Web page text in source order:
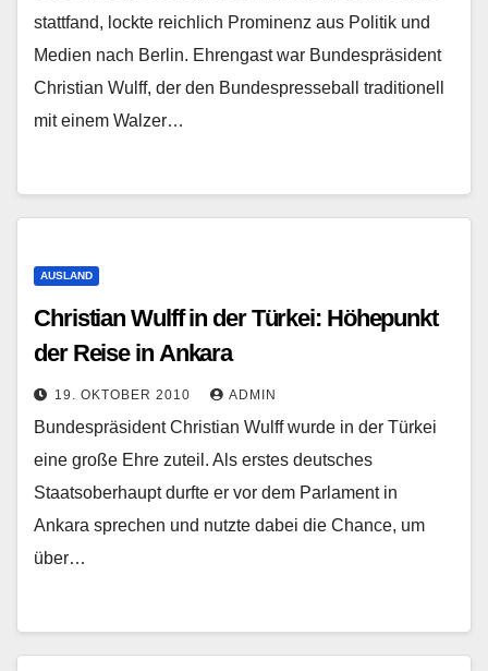
stattfand, lockte reichlich Prominenz aus Politik und
Medien nach Berlin. Ehrengast war Bundespräsident
Christian Wulff, der den Bundespresseball traditionell
mit einem Walzer…
AUSLAND
Christian Wulff in der Türkei: Höhepunkt
der Reise in Ankara
19. OKTOBER 2010 ADMIN
Bundespräsident Christian Wulff wurde in der Türkei
eine große Ehre zuteil. Als erstes deutsches
Staatsoberhaupt durfte er vor dem Parlament in
Ankara sprechen und nutzte dabei die Chance, um
über…